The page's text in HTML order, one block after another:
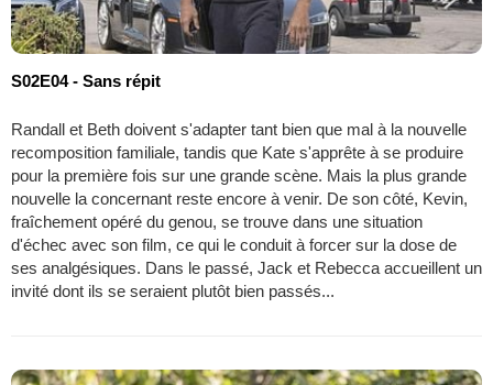
S02E04 - Sans répit
Randall et Beth doivent s'adapter tant bien que mal à la nouvelle
recomposition familiale, tandis que Kate s'apprête à se produire
pour la première fois sur une grande scène. Mais la plus grande
nouvelle la concernant reste encore à venir. De son côté, Kevin,
fraîchement opéré du genou, se trouve dans une situation
d'échec avec son film, ce qui le conduit à forcer sur la dose de
ses analgésiques. Dans le passé, Jack et Rebecca accueillent un
invité dont ils se seraient plutôt bien passés...